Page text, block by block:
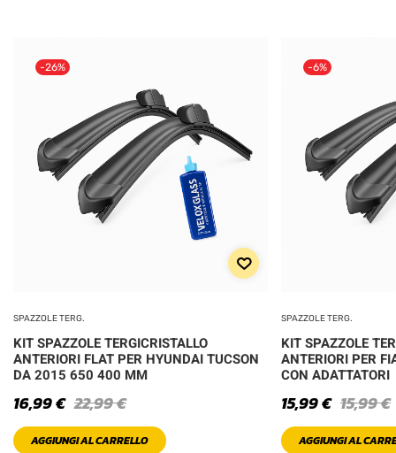
-26%
SPAZZOLE TERG.
KIT SPAZZOLE TERGICRISTALLO
ANTERIORI FLAT PER HYUNDAI TUCSON
DA 2015 650 400 MM
22,99€
16,99€
AGGIUNGI AL CARRELLO
-6%
SPAZZOLE TERG.
KIT SPAZZOLE
ANTERIORI PER
CON ADATTATORI
15,99€
15,99€
AGGIUNGI AL